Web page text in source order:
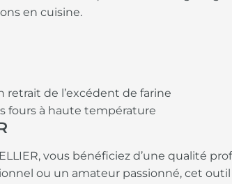
en cuisine.
de l’excédent de farine
fours à haute température
vous bénéficiez d’une qualité
ou un amateur passionné, cet